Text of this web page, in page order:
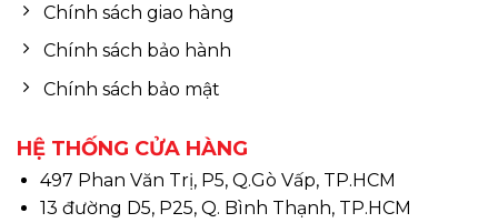
Chính sách giao hàng
Chính sách bảo hành
Chính sách bảo mật
HỆ THỐNG CỬA HÀNG
497 Phan Văn Trị, P5, Q.Gò Vấp, TP.HCM
13 đường D5, P25, Q. Bình Thạnh, TP.HCM